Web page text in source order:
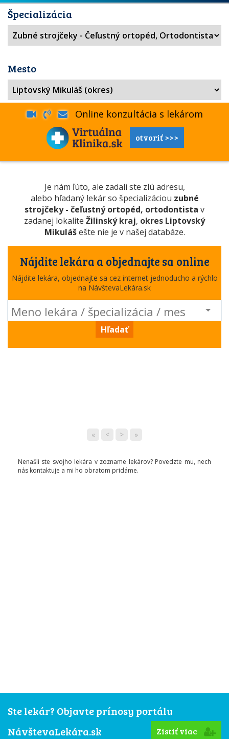
Špecializácia
Mesto
Online konzultácia s lekárom
otvoriť >>>
Je nám ľúto, ale zadali ste zlú adresu,
alebo hľadaný lekár so špecializáciou zubné
strojčeky - čeľustný ortopéd, ortodontista v
zadanej lokalite Žilinský kraj, okres Liptovský
Mikulášešte nie je v našej databáze.
Nájdite lekára a objednajte sa online
Nájdite lekára, objednajte sa cez internet jednoducho a rýchlo
na NávštevaLekára.sk
Hľadať
« < > »
Nenašli ste svojho lekára v zozname lekárov? Povedzte mu, nech
nás kontaktuje a mi ho obratom pridáme.
Ste lekár? Objavte prínosy portálu
NávštevaLekára.sk
Zistiť viac